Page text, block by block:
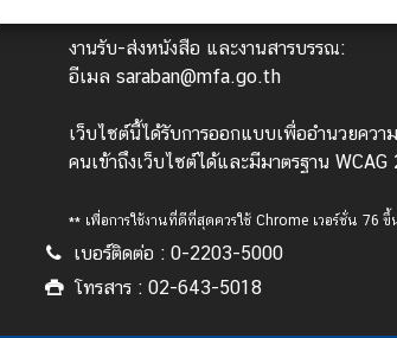
งานรับ-ส่งหนังสือ และงานสารบรรณ:
อีเมล saraban@mfa.go.th
เว็บไซต์นี้ได้รับการออกแบบเพื่ออำนวยควา
คนเข้าถึงเว็บไซต์ได้และมีมาตรฐาน WCAG
** เพื่อการใช้งานที่ดีที่สุดควรใช้ Chrome เวอร์ชั่น 76
เบอร์ติดต่อ : 0-2203-5000
โทรสาร : 02-643-5018